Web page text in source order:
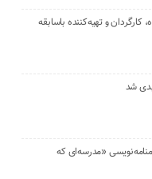
و تهیه‌کننده باسابقه
شد
«مدرسه‌ای که